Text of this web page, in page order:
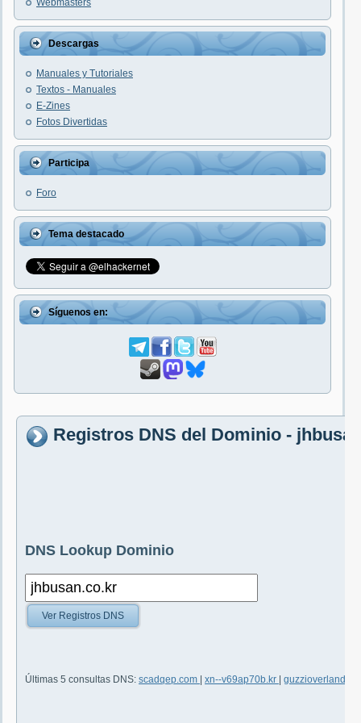
Webmasters
Descargas
Manuales y Tutoriales
Textos - Manuales
E-Zines
Fotos Divertidas
Participa
Foro
Tema destacado
Síguenos en:
Registros DNS del Dominio -
DNS Lookup Dominio
Ver Registros DNS
Últimas 5 consultas DNS: scadqep.com xn--v69ap70b.kr